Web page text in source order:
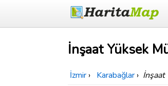
İnşaat Yüksek
İzmir › Karabağlar › İnşaat